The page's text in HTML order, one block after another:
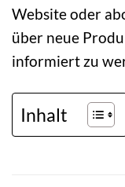
Website oder
über neue
informiert zu
Inhalt